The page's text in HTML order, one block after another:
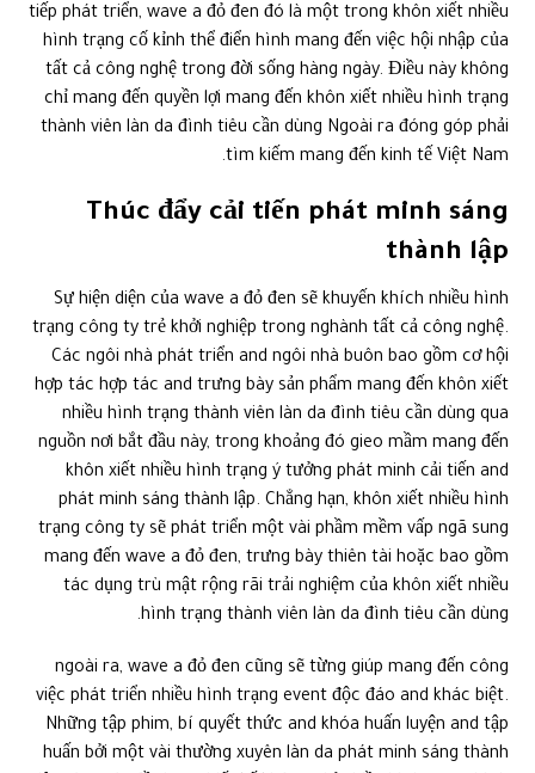
tiếp phát triển, wave a đỏ đen đó là một trong khôn xiết nhiều
hình trạng cố kỉnh thể điển hình mang đến việc hội nhập của
tất cả công nghệ trong đời sống hàng ngày. Điều này không
chỉ mang đến quyền lợi mang đến khôn xiết nhiều hình trạng
thành viên làn da đình tiêu cần dùng Ngoài ra đóng góp phải
tìm kiếm mang đến kinh tế Việt Nam.
Thúc đẩy cải tiến phát minh sáng
thành lập
Sự hiện diện của wave a đỏ đen sẽ khuyến khích nhiều hình
trạng công ty trẻ khởi nghiệp trong nghành tất cả công nghệ.
Các ngôi nhà phát triển and ngôi nhà buôn bao gồm cơ hội
hợp tác hợp tác and trưng bày sản phẩm mang đến khôn xiết
nhiều hình trạng thành viên làn da đình tiêu cần dùng qua
nguồn nơi bắt đầu này, trong khoảng đó gieo mầm mang đến
khôn xiết nhiều hình trạng ý tưởng phát minh cải tiến and
phát minh sáng thành lập. Chẳng hạn, khôn xiết nhiều hình
trạng công ty sẽ phát triển một vài phầm mềm vấp ngã sung
mang đến wave a đỏ đen, trưng bày thiên tài hoặc bao gồm
tác dụng trù mật rộng rãi trải nghiệm của khôn xiết nhiều
hình trạng thành viên làn da đình tiêu cần dùng.
ngoài ra, wave a đỏ đen cũng sẽ từng giúp mang đến công
việc phát triển nhiều hình trạng event độc đáo and khác biệt.
Những tập phim, bí quyết thức and khóa huấn luyện and tập
huấn bởi một vài thường xuyên làn da phát minh sáng thành